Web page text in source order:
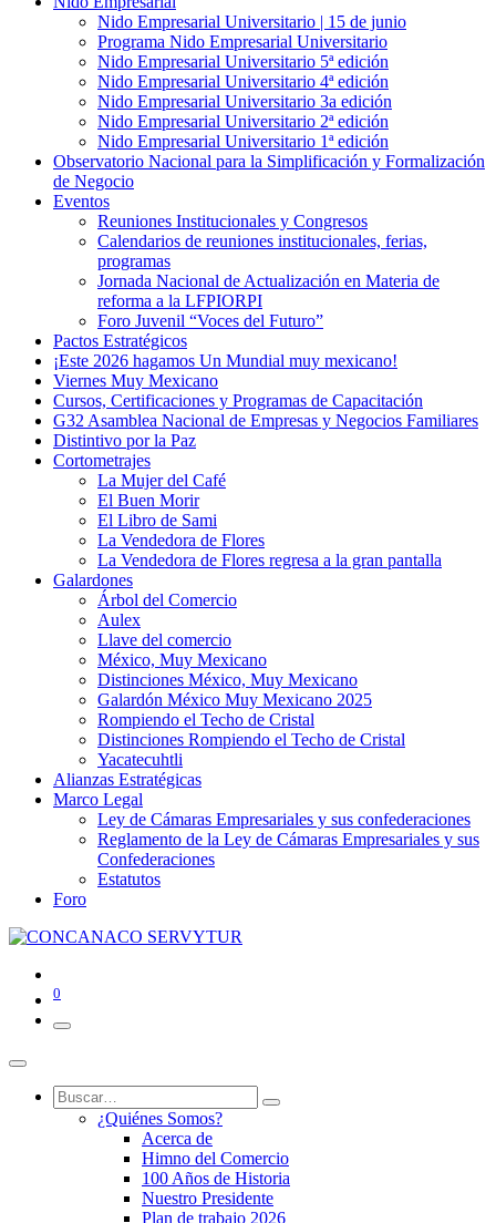
Nido Empresarial Universitario | 15 de junio
Programa Nido Empresarial Universitario
Nido Empresarial Universitario 5ª edición
Nido Empresarial Universitario 4ª edición
Nido Empresarial Universitario 3a edición
Nido Empresarial Universitario 2ª edición
Nido Empresarial Universitario 1ª edición
Observatorio Nacional para la Simplificación y Formalización
de Negocio
Eventos
Reuniones Institucionales y Congresos
Calendarios de reuniones institucionales, ferias,
programas
Jornada Nacional de Actualización en Materia de
reforma a la LFPIORPI
Foro Juvenil “Voces del Futuro”
Pactos Estratégicos
¡Este 2026 hagamos Un Mundial muy mexicano!
Viernes Muy Mexicano
Cursos, Certificaciones y Programas de Capacitación
G32 Asamblea Nacional de Empresas y Negocios Familiares
Distintivo por la Paz
Cortometrajes
La Mujer del Café
El Buen Morir
El Libro de Sami
La Vendedora de Flores
La Vendedora de Flores regresa a la gran pantalla
Galardones
Árbol del Comercio
Aulex
Llave del comercio
México, Muy Mexicano
Distinciones México, Muy Mexicano
Galardón México Muy Mexicano 2025
Rompiendo el Techo de Cristal
Distinciones Rompiendo el Techo de Cristal
Yacatecuhtli
Alianzas Estratégicas
Marco Legal
Ley de Cámaras Empresariales y sus confederaciones
Reglamento de la Ley de Cámaras Empresariales y sus
Confederaciones
Estatutos
Foro
0
¿Quiénes Somos?
Acerca de
Himno del Comercio
100 Años de Historia
Nuestro Presidente
Plan de trabajo 2026